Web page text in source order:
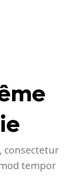
consectetur
tempor